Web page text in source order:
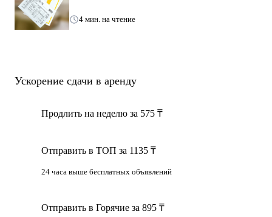
✅ Микроволновая печь
✅ Посуда для приготовления пищи
✅ Фен
👩🏻‍💻 Также в числе удобств- постоянная связь с оператором
4 мин. на чтение
Ускорение сдачи в аренду
Продлить на неделю за 575 ₸
Отправить в ТОП за 1135 ₸
24 часа выше бесплатных объявлений
Отправить в Горячие за 895 ₸